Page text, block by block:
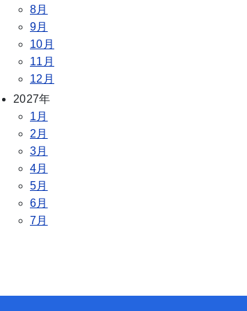
8月
9月
10月
11月
12月
2027年
1月
2月
3月
4月
5月
6月
7月